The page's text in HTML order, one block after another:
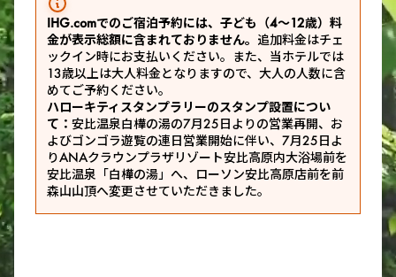
IHG.comでのご宿泊予約には、子ども（4～12歳）料
金が表示総額に含まれておりません。 追加料金はチェ
ックイン時にお支払いください。また、当ホテルでは
13歳以上は大人料金となりますので、大人の人数に含
めてご予約ください。
ハローキティスタンプラリーのスタンプ設置につい
て： 安比温泉白樺の湯の7月25日よりの営業再開、お
よびゴンゴラ遊覧の連日営業開始に伴い、7月25日よ
りANAクラウンプラザリゾート安比高原内大浴場前を
安比温泉「白樺の湯」へ、ローソン安比高原店前を前
森山山頂へ変更させていただきました。